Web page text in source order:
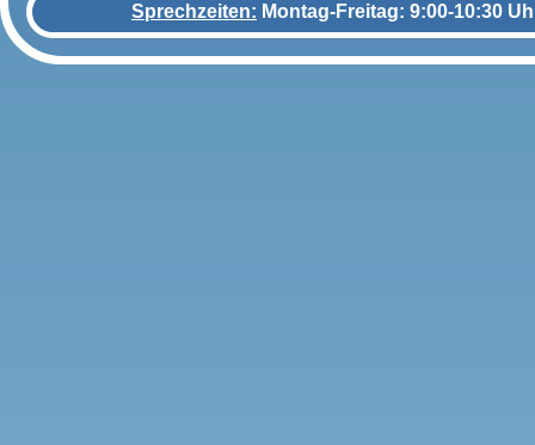
Sprechzeiten: Montag-Freitag: 9:00-10:30